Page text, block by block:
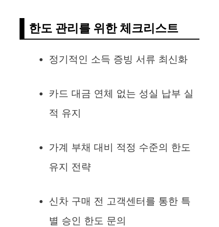
한도 관리를 위한 체크리스트
정기적인 소득 증빙 서류 최신화
카드 대금 연체 없는 성실 납부 실
적 유지
가계 부채 대비 적정 수준의 한도
유지 전략
신차 구매 전 고객센터를 통한 특
별 승인 한도 문의